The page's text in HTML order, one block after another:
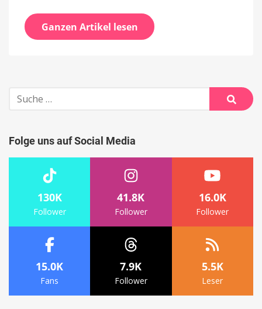
Ganzen Artikel lesen
Suche
nach:
Suche
Folge uns auf Social Media
130K
Follower
41.8K
Follower
16.0K
Follower
15.0K
Fans
7.9K
Follower
5.5K
Leser